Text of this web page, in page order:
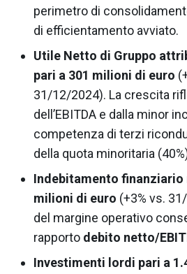
perimetro di
di efficientamento avviato.
Utile Netto di Gruppo
pari a 301 milioni di euro
31/12/2024). La crescita
dell’EBITDA e dalla minor
competenza di terzi
della quota minoritaria
Indebitamento finanziario
milioni di euro (+3% vs.
del margine operativo
rapporto debito netto/
Investimenti lordi pari a